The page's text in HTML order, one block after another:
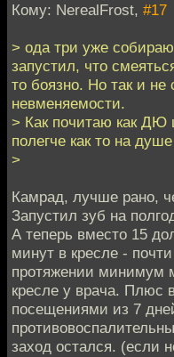
Кому: NerealFrost, #17
> ода три уже
запустил, что
то боязно. Но так и
невменяемости.
> Как почитаю как ДЮ
полегче как то на
>
Камрад, лучше рано,
Запустил зуб на
А теперь вместо 15
минут в кресле -
протяжении минимум
кресле у врача. Плюс
посещениями из 7
заход остался. (если